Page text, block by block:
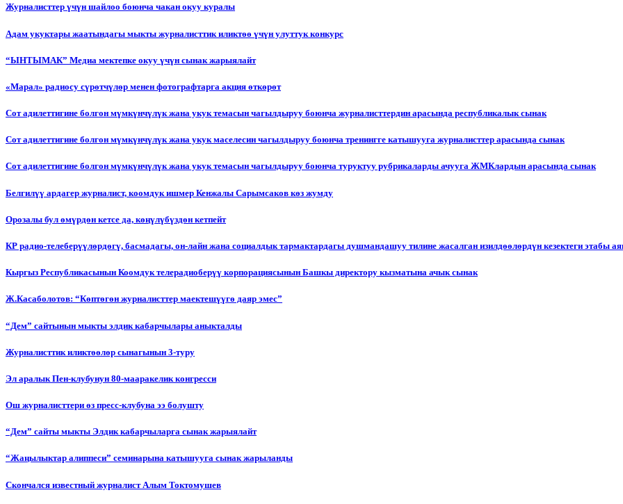
Журналисттер үчүн шайлоо боюнча чакан окуу куралы
Адам укуктары жаатындагы мыкты журналисттик иликтөө үчүн улуттук конкурс
“ЫНТЫМАК” Медиа мектепке окуу үчүн сынак жарыялайт
«Марал» радиосу сүрөтчүлөр менен фотографтарга акция өткөрөт
Сот адилеттигине болгон мүмкүнчүлүк жана укук темасын чагылдыруу боюнча журналисттердин арасында республикалык сынак
Сот адилеттигине болгон мүмкүнчүлүк жана укук маселесин чагылдыруу боюнча тренингге катышууга журналисттер арасында сынак
Сот адилеттигине болгон мүмкүнчүлүк жана укук темасын чагылдыруу боюнча туруктуу рубрикаларды ачууга ЖМКлардын арасында сынак
Белгилүү ардагер журналист, коомдук ишмер Кенжалы Сарымсаков көз жумду
Орозалы бул өмүрдөн кетсе да, көңүлүбүздөн кетпейт
КР радио-телеберүүлөрдөгү, басмадагы, он-лайн жана социалдык тармактардагы душмандашуу тилине жасалган изилдөөлөрдүн кезектеги этабы
Кыргыз Республикасынын Коомдук телерадиоберүү корпорациясынын Башкы директору кызматына ачык сынак
Ж.Касаболотов: “Көптөгөн журналисттер маектешүүгө даяр эмес”
“Дем” сайтынын мыкты элдик кабарчылары аныкталды
Журналисттик иликтөөлөр сынагынын 3-туру
Эл аралык Пен-клубунун 80-мааракелик конгресси
Ош журналисттери өз пресс-клубуна ээ болушту
“Дем” сайты мыкты Элдик кабарчыларга сынак жарыялайт
“Жаңылыктар алиппеси” семинарына катышууга сынак жарыланды
Cкончался известный журналист Алым Токтомушев